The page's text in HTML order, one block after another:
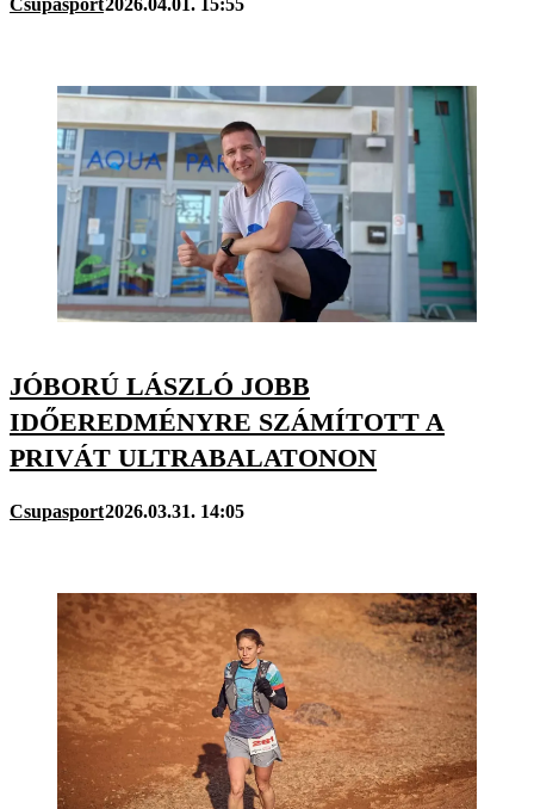
Csupasport2026.04.01. 15:55
JÓBORÚ LÁSZLÓ JOBB
IDŐEREDMÉNYRE SZÁMÍTOTT A
PRIVÁT ULTRABALATONON
Csupasport2026.03.31. 14:05